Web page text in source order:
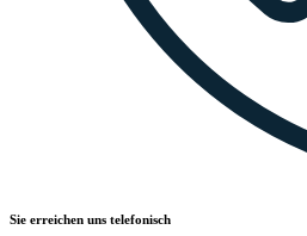
Sie erreichen uns telefonisch